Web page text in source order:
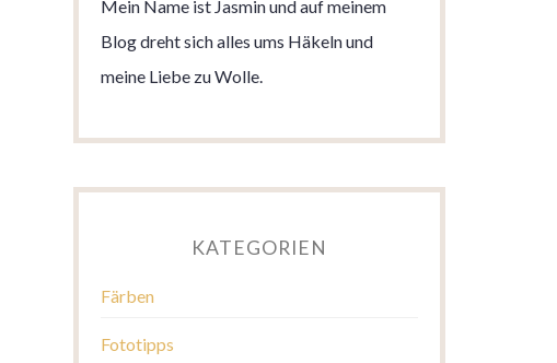
Mein Name ist Jasmin und auf meinem
Blog dreht sich alles ums Häkeln und
meine Liebe zu Wolle.
KATEGORIEN
Färben
Fototipps